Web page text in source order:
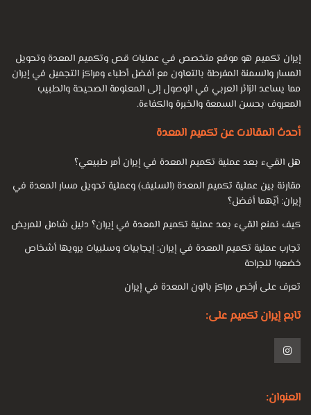
إيران تكميم هو موقع متخصص في عمليات قص وتكميم المعدة وتحويل
المسار والسمنة المفرطة بالتعاون مع أفضل أطباء ومراكز التجميل في إيران
مما يساعد الزائر العربي في الوصول إلى المعلومة الصحيحة والطبيب
المعروف بحسن السمعة والخبرة والكفاءة.
أحدث المقالات عن تكميم المعدة
هل القيء بعد عملية تكميم المعدة في إيران أمر طبيعي؟
مقارنة بين عملية تكميم المعدة (السليف) وعملية تحويل مسار المعدة في
إيران: أيّهما أفضل؟
كيف نمنع القيء بعد عملية تكميم المعدة في إيران؟ دليل شامل للمريض
تجارب عملية تكميم المعدة في إيران: إيجابيات وسلبيات يرويها أشخاص
خضعوا للجراحة
تعرف على أرخص مراكز بالون المعدة في إيران
تابع إيران تكميم على:
العنوان: